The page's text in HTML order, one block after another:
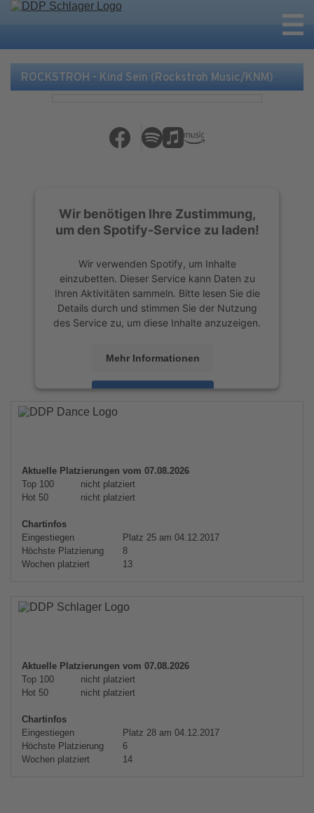
ROCKSTROH - Kind Sein (Rockstroh Music/KNM)
Wir benötigen Ihre Zustimmung,
um den Spotify-Service zu laden!
Wir verwenden Spotify, um Inhalte
einzubetten. Dieser Service kann Daten zu
Ihren Aktivitäten sammeln. Bitte lesen Sie die
Details durch und stimmen Sie der Nutzung
des Service zu, um diese Inhalte anzuzeigen.
Mehr Informationen
Akzeptieren
powered by
Aktuelle Platzierungen vom 07.08.2026
Top 100
nicht platziert
Hot 50
nicht platziert
Chartinfos
Eingestiegen
Platz 25 am 04.12.2017
Höchste Platzierung
8
Wochen platziert
13
Aktuelle Platzierungen vom 07.08.2026
Top 100
nicht platziert
Hot 50
nicht platziert
Chartinfos
Eingestiegen
Platz 28 am 04.12.2017
Höchste Platzierung
6
Wochen platziert
14